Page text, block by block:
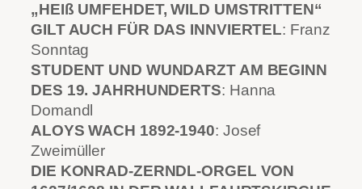
2
0
1
0
M
e
n
g
„HEIß UMFEHDET, WILD UMSTRITTEN“
GILT AUCH FÜR DAS INNVIERTEL: Franz
Sonntag
STUDENT UND WUNDARZT AM BEGINN
DES 19. JAHRHUNDERTS: Hanna
Domandl
ALOYS WACH 1892-1940: Josef
Zweimüller
DIE KONRAD-ZERNDL-ORGEL VON